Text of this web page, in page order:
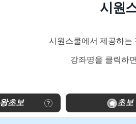
시원
시원스쿨에서 제공하는
강좌명을 클릭하
왕초보 초보